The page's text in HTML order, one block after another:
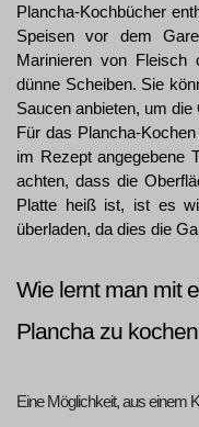
Plancha-Kochbücher
Speisen vor dem
Marinieren von
dünne Scheiben. Sie
Saucen anbieten, um
Für das Plancha-
im Rezept angegebene
achten, dass die
Platte heiß ist, ist es
überladen, da dies die
Wie lernt man mit
Plancha zu
Eine Möglichkeit, aus einem